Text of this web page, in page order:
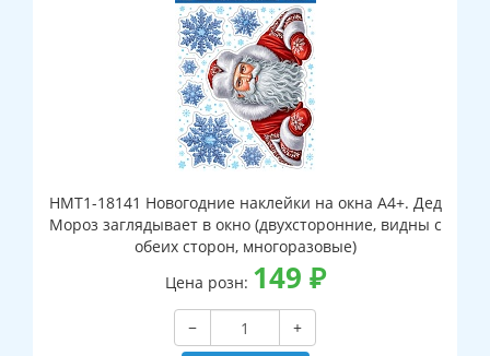
НМТ1-18141 Новогодние наклейки на окна А4+. Дед
Мороз заглядывает в окно (двухсторонние, видны с
обеих сторон, многоразовые)
Цена розн: 149 ₽
−
+